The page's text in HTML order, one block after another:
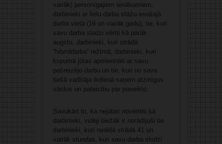
vairāk) personīgajiem ienākumiem,
darbinieki ar lielu darba stāžu esošajā
darba vietā (16 un vairāk gadu), tie, kuri
savu darba slodzi vērtē kā pārāk
augstu, darbinieki, kuri strādā
“hibrīddarba” režīmā, darbinieki, kuri
kopumā jūtas apmierināti ar savu
pašreizējo darbu un tie, kuri no sava
tiešā vadītāja ikdienā saņem atzinīgus
vārdus un pateicību par paveikto.
Savukārt to, ka nejūtas novērtēti kā
darbinieki, vidēji biežāk ir norādījuši tie
darbinieki, kuri nedēļā strādā 41 un
vairāk stundas, kuri savu darba slodzi